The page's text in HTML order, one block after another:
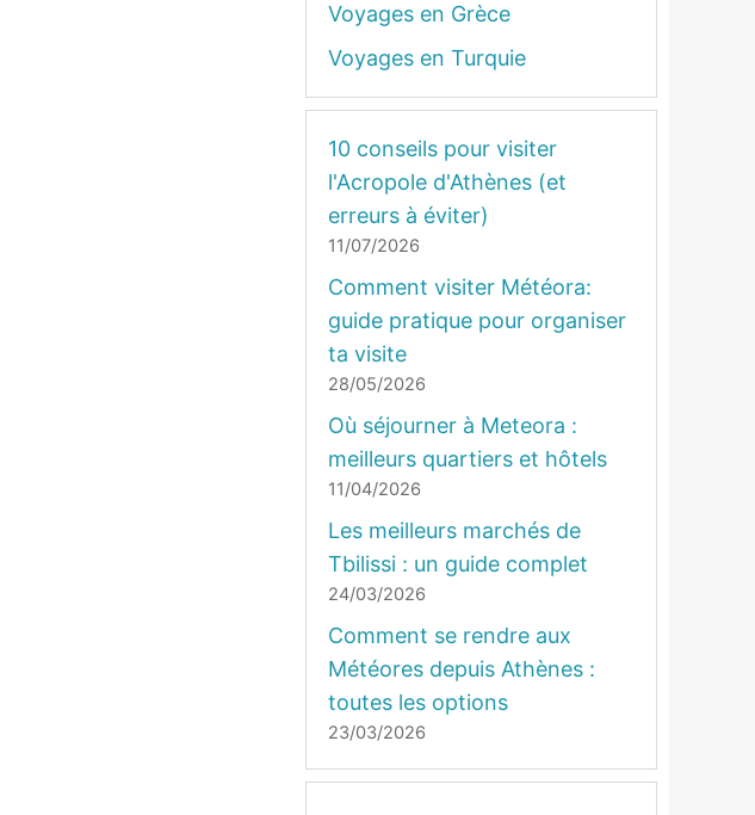
Voyages en Grèce
Voyages en Turquie
10 conseils pour visiter
l'Acropole d'Athènes (et
erreurs à éviter)
11/07/2026
Comment visiter Météora:
guide pratique pour organiser
ta visite
28/05/2026
Où séjourner à Meteora :
meilleurs quartiers et hôtels
11/04/2026
Les meilleurs marchés de
Tbilissi : un guide complet
24/03/2026
Comment se rendre aux
Météores depuis Athènes :
toutes les options
23/03/2026